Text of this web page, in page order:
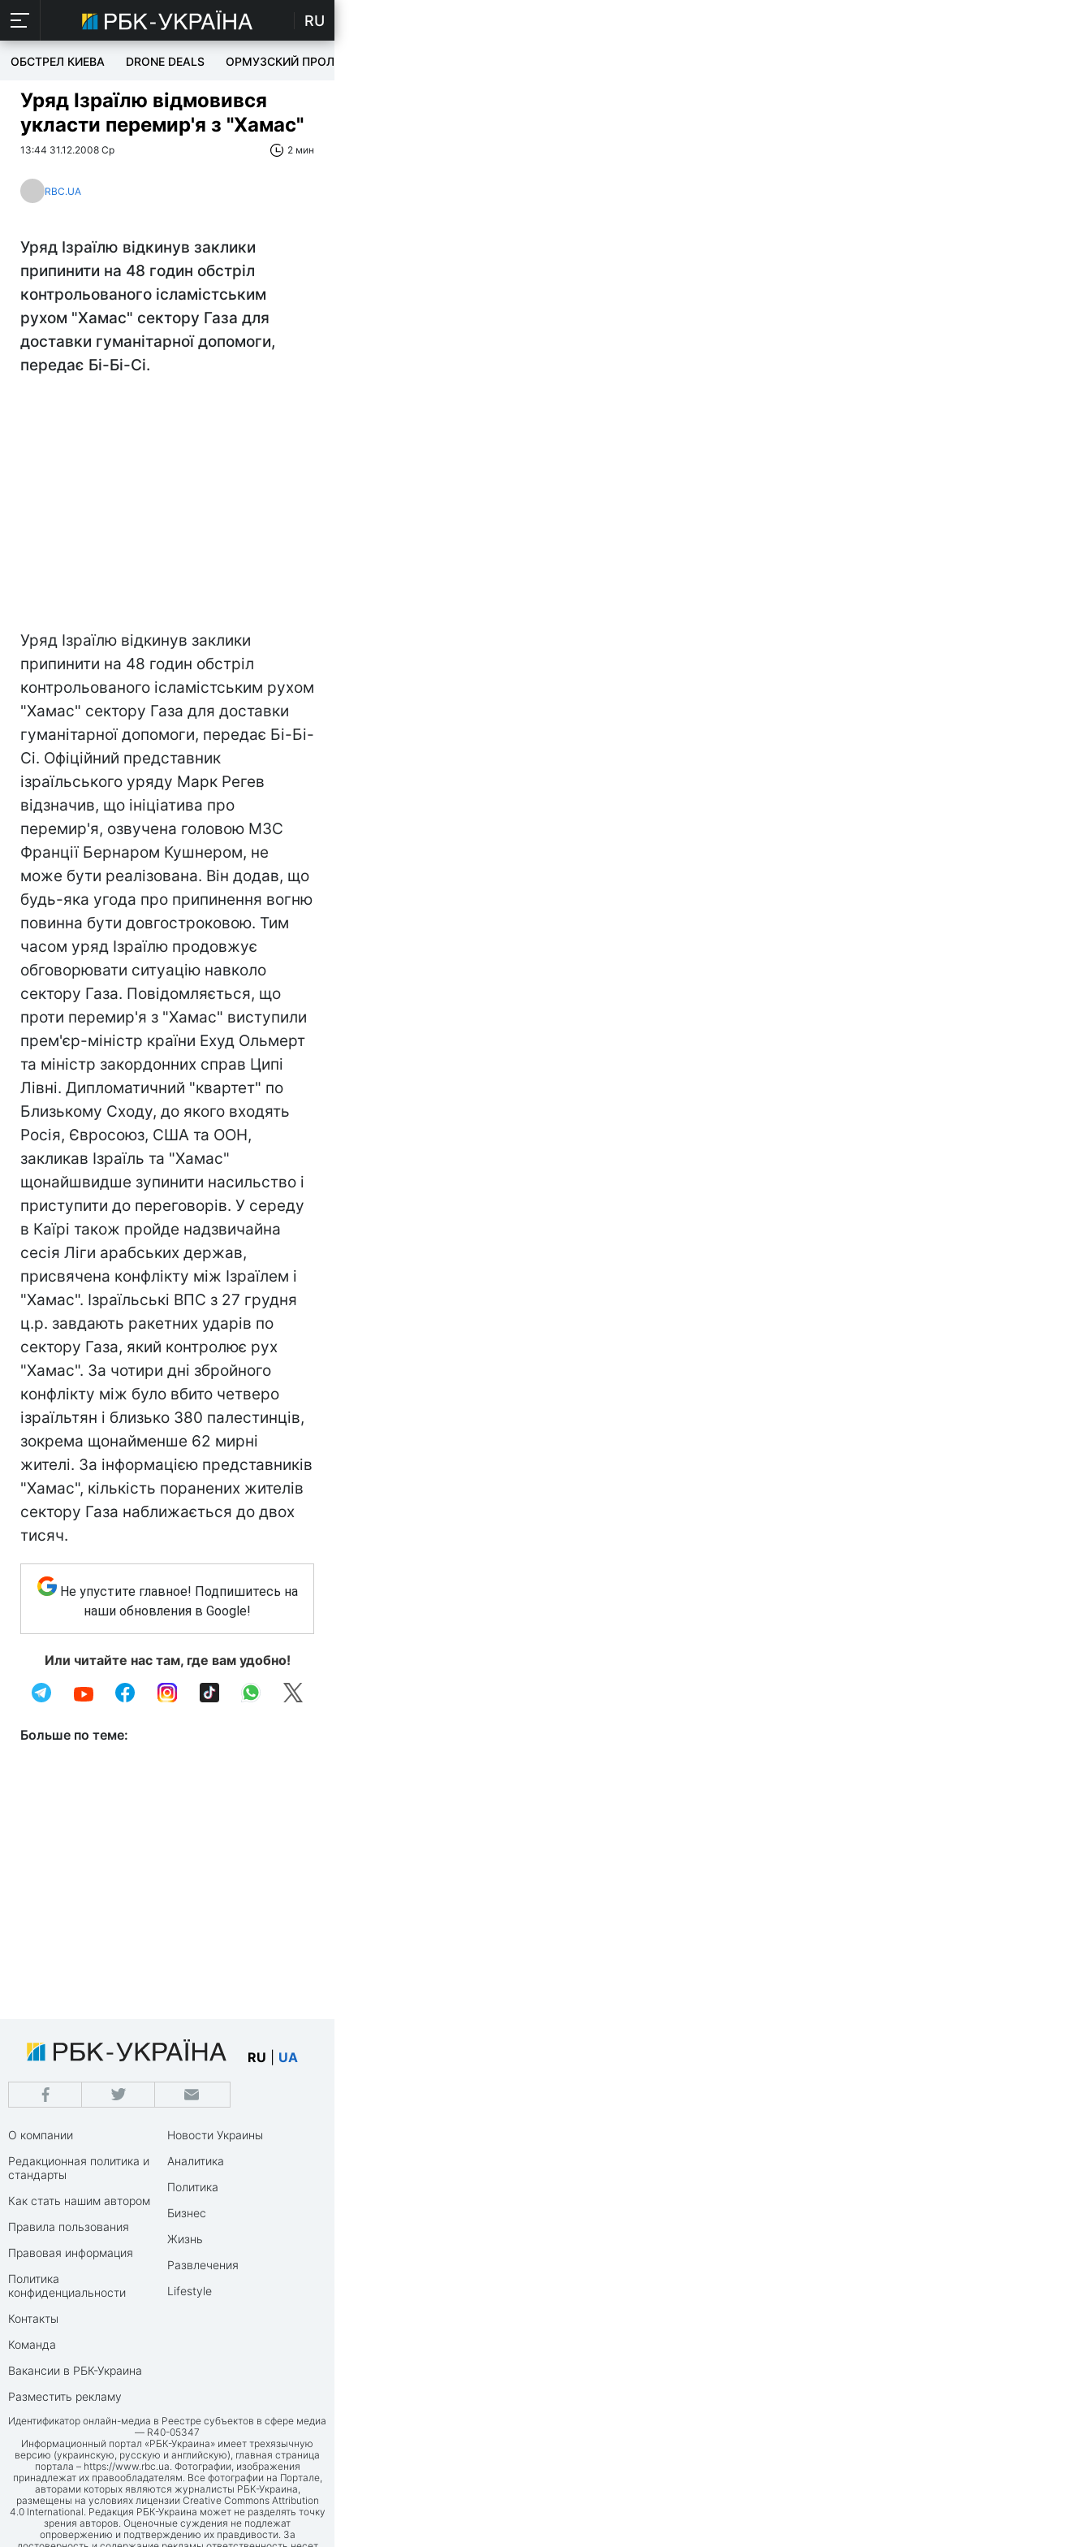
RU
ОБСТРЕЛ КИЕВА DRONE DEALS ОРМУЗСКИЙ ПРОЛИВ
Уряд Ізраїлю відмовився
укласти перемир'я з "Хамас"
13:44 31.12.2008 Ср 2 мин
RBC.UA
Уряд Ізраїлю відкинув заклики
припинити на 48 годин обстріл
контрольованого ісламістським
рухом "Хамас" сектору Газа для
доставки гуманітарної допомоги,
передає Бі-Бі-Сі.
Уряд Ізраїлю відкинув заклики
припинити на 48 годин обстріл
контрольованого ісламістським рухом
"Хамас" сектору Газа для доставки
гуманітарної допомоги, передає Бі-Бі-
Сі. Офіційний представник
ізраїльського уряду Марк Регев
відзначив, що ініціатива про
перемир'я, озвучена головою МЗС
Франції Бернаром Кушнером, не
може бути реалізована. Він додав, що
будь-яка угода про припинення вогню
повинна бути довгостроковою. Тим
часом уряд Ізраїлю продовжує
обговорювати ситуацію навколо
сектору Газа. Повідомляється, що
проти перемир'я з "Хамас" виступили
прем'єр-міністр країни Ехуд Ольмерт
та міністр закордонних справ Ципі
Лівні. Дипломатичний "квартет" по
Близькому Сходу, до якого входять
Росія, Євросоюз, США та ООН,
закликав Ізраїль та "Хамас"
щонайшвидше зупинити насильство і
приступити до переговорів. У середу
в Каїрі також пройде надзвичайна
сесія Ліги арабських держав,
присвячена конфлікту між Ізраїлем і
"Хамас". Ізраїльські ВПС з 27 грудня
ц.р. завдають ракетних ударів по
сектору Газа, який контролює рух
"Хамас". За чотири дні збройного
конфлікту між було вбито четверо
ізраїльтян і близько 380 палестинців,
зокрема щонайменше 62 мирні
жителі. За інформацією представників
"Хамас", кількість поранених жителів
сектору Газа наближається до двох
тисяч.
Не упустите главное! Подпишитесь на
наши обновления в Google!
Или читайте нас там, где вам удобно!
Больше по теме:
RU UA
О компании
Редакционная политика и
стандарты
Как стать нашим автором
Правила пользования
Правовая информация
Политика
конфиденциальности
Контакты
Команда
Вакансии в РБК-Украина
Разместить рекламу
Новости Украины
Аналитика
Политика
Бизнес
Жизнь
Развлечения
Lifestyle
Идентификатор онлайн-медиа в Реестре субъектов в сфере медиа
— R40-05347
Информационный портал «РБК-Украина» имеет трехязычную
версию (украинскую, русскую и английскую), главная страница
портала – https://www.rbc.ua. Фотографии, изображения
принадлежат их правообладателям. Все фотографии на Портале,
авторами которых являются журналисты РБК-Украина,
размещены на условиях лицензии Creative Commons Attribution
4.0 International. Редакция РБК-Украина может не разделять точку
зрения авторов. Оценочные суждения не подлежат
опровержению и подтверждению их правдивости. За